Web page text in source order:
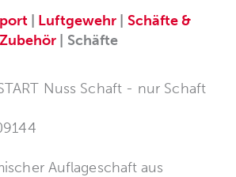
| Luftgewehr
Schäfte &
Zubehör | Schäfte
Nuss Schaft - nur Schaft
Auflageschaft aus